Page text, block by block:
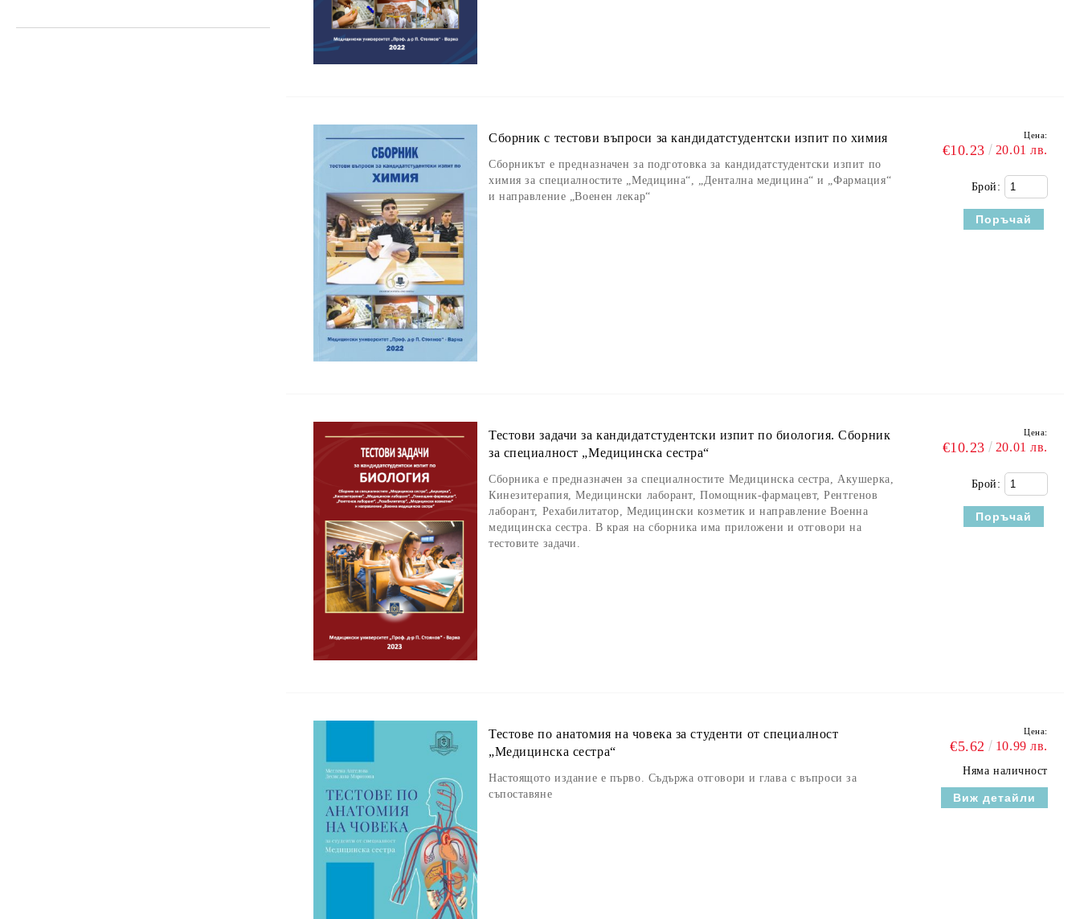
Сборник с тестови въпроси за кандидатстудентски изпит по химия
Сборникът е предназначен за подготовка за кандидатстудентски изпит по
химия за специалностите „Медицина“, „Дентална медицина“ и „Фармация“
и направление „Военен лекар“
Цена:
€10.23 20.01 лв.
Брой:
Тестови задачи за кандидатстудентски изпит по биология. Сборник
за специалност „Медицинска сестра“
Сборника е предназначен за специалностите Медицинска сестра, Акушерка,
Кинезитерапия, Медицински лаборант, Помощник-фармацевт, Рентгенов
лаборант, Рехабилитатор, Медицински козметик и направление Военна
медицинска сестра. В края на сборника има приложени и отговори на
тестовите задачи.
Цена:
€10.23 20.01 лв.
Брой:
Тестове по анатомия на човека за студенти от специалност
„Mедицинска сестра“
Настоящото издание е първо. Съдържа отговори и глава с въпроси за
съпоставяне
Цена:
€5.62 10.99 лв.
Няма наличност
Виж детайли